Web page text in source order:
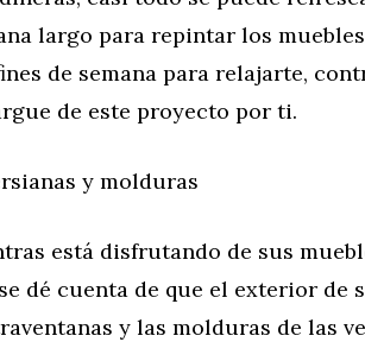
largo para repintar los
de semana para relajarte,
de este proyecto por ti.
y molduras
está disfrutando de sus
dé cuenta de que el exterior de
y las molduras de las